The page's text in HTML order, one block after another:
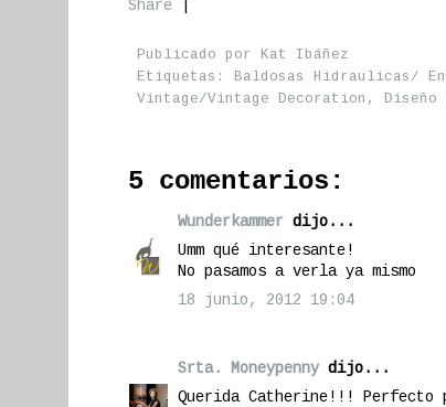
Share
Publicado por Kat Ibáñez
Etiquetas: Baldosas Hidraulicas/
Vintage/Vintage Decoration , Diseño
5 comentarios:
Wunderkammer dijo...
Umm qué interesante!
No pasamos a verla ya mismo
18 junio, 2012 19:04
Srta. Moneypenny dijo...
Querida Catherine!!! Perfecto